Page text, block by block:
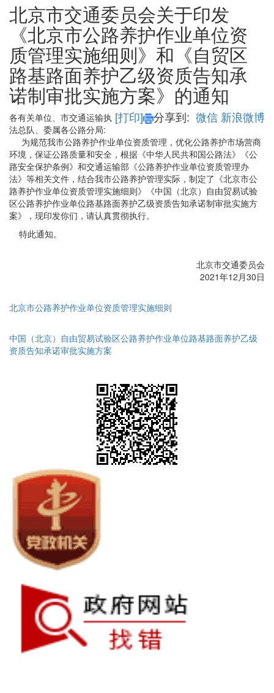
北京市交通委员会关于印发
《北京市公路养护作业单位资
质管理实施细则》和《自贸区
路基路面养护乙级资质告知承
诺制审批实施方案》的通知
[打印] 分享到: 微信 新浪微博
各有关单位、市交通运输执
法总队、委属各公路分局:
为规范我市公路养护作业单位资质管理，优化公路养护市场营商
环境，保证公路质量和安全，根据《中华人民共和国公路法》《公
路安全保护条例》和交通运输部《公路养护作业单位资质管理办
法》等相关文件，结合我市公路养护管理实际，制定了《北京市公
路养护作业单位资质管理实施细则》《中国（北京）自由贸易试验
区公路养护作业单位路基路面养护乙级资质告知承诺制审批实施方
案》，现印发你们，请认真贯彻执行。
特此通知。
北京市交通委员会
2021年12月30日
北京市公路养护作业单位资质管理实施细则
中国（北京）自由贸易试验区公路养护作业单位路基路面养护乙级
资质告知承诺审批实施方案